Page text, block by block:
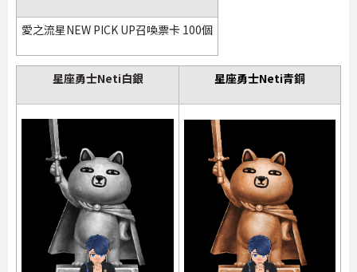
愛之流星NEW PICK UP召喚票卡 100個
星座勇士Neti白銀 星座勇士Neti青銅